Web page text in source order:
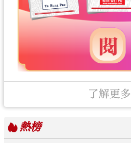
了解更多
熱榜